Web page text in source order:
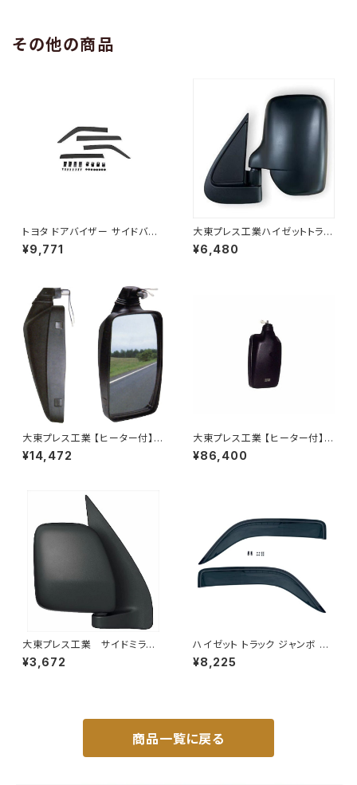
その他の商品
トヨタ ドアバイザー サイドバイ
ザー タンク 900系 ルーミー 9
00系 M900A M910A サイドド
¥9,771
大東プレス工業ハイゼットトラッ
ク S201C S211C S201P S211
Pサイドミラー/ドアミラー (助手
¥6,480
大東プレス工業 【ヒーター付】ハ
イウェイミラー ヒーター付 100
0R DI-5101CXY
¥14,472
大東プレス工業 【ヒーター付】ハ
イウェイリモコンミラー DI-722
1CXE
¥86,400
大東プレス工業 サイドミラー/
バックミラー ダイハツ ハイ
ゼットカーゴ 右 06年～ DI-
¥3,672
ハイゼット トラック ジャンボ S5
00P S510P S500 S510 系 ワ
イド ドアバイザー止め具付ピク
¥8,225
商品一覧に戻る